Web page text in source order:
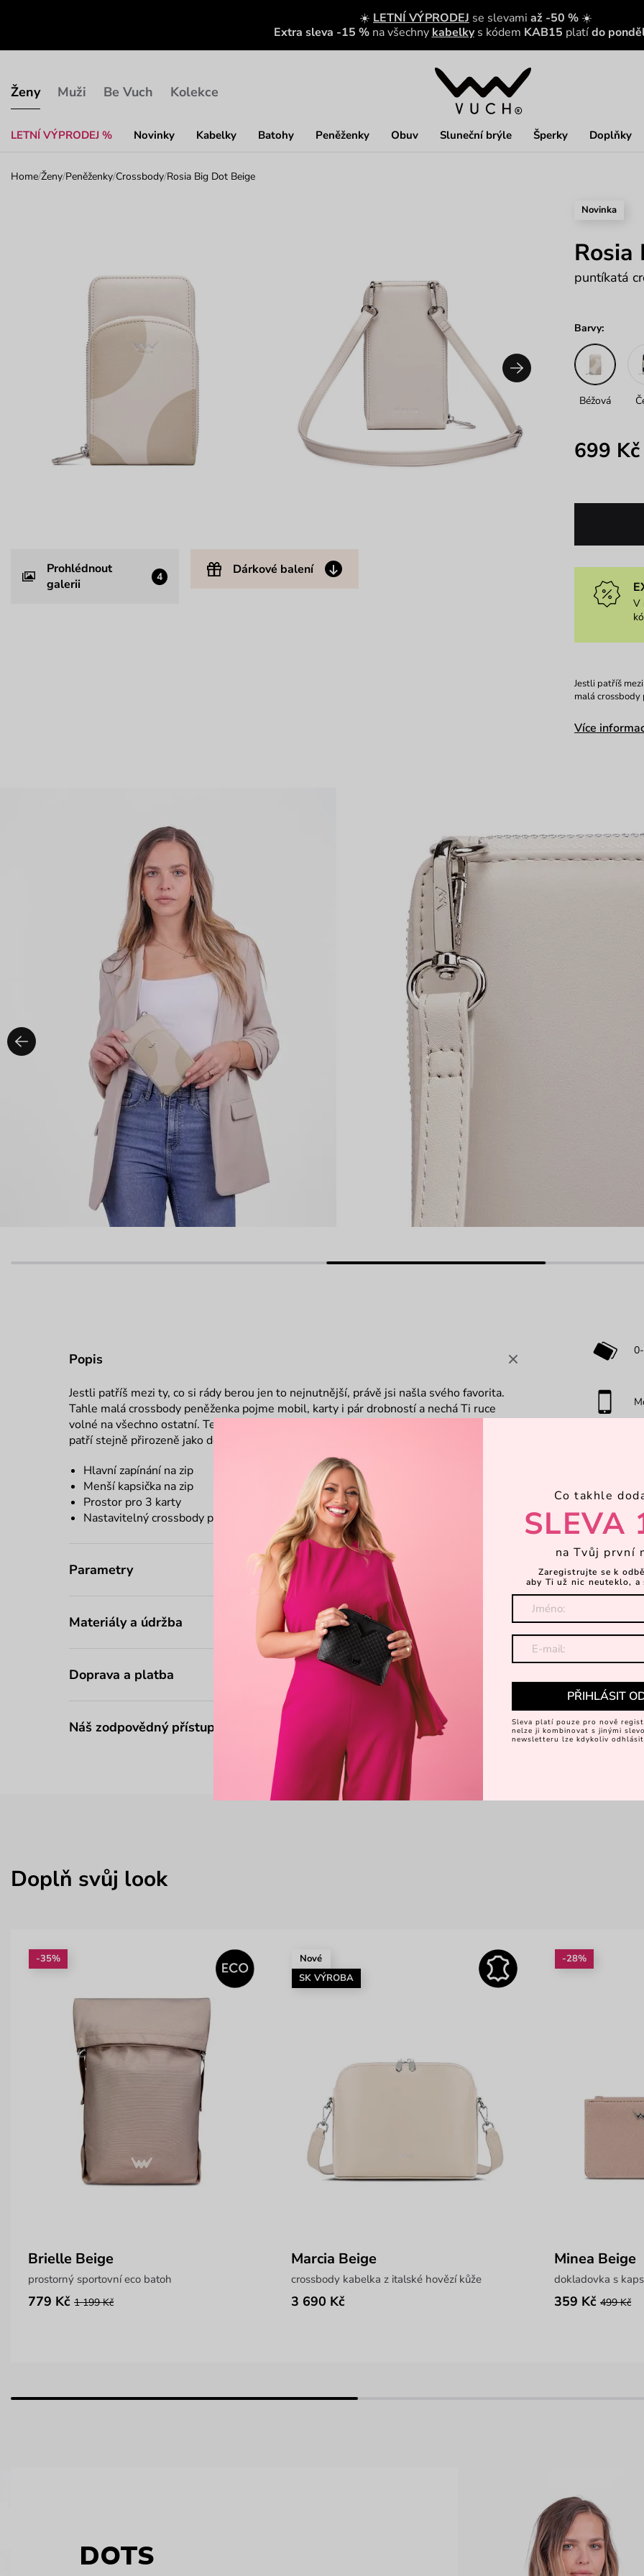
☀️ LETNÍ VÝPRODEJ se slevami až -50 % ☀️
Extra sleva -15 % na všechny kabelky s kódem KAB15 platído
Ženy
LETNÍ VÝPRODEJ % Novinky Kabelky Batohy Peněženky Obuv Sluneční brýle Šperky Doplňky
Muži Be Vuch Kolekce
Home/Ženy/Peněženky/Crossbody/Rosia Big Dot Beige
Prohlédnout
galerii
4 Dárkové balení
Novinka
Rosia
puntíkatá
Barvy:
Béžová
699 Kč
V
Jestli patříš
malá
Více
Popis
Jestli patříš mezi ty, co si rády berou jen to nejnutnější, právě jsi našla svého favorita.
Tahle malá crossbody peněženka pojme mobil, karty i pár drobností a nechá Ti ruce
volné na všechno ostatní. Tentokrát jsme ji oblékli do výrazných puntíků, které k VUCH
patří stejně přirozeně jako dobrá nálada. Stačí ji hodit přes rameno a vyrazit.
Hlavní zapínání na zip
Menší kapsička na zip
Prostor pro 3 karty
Nastavitelný crossbody popruh
Parametry
Materiály a údržba
Doprava a platba
Náš zodpovědný přístup
Doplň svůj look
-35%
Brielle Beige
prostorný sportovní eco batoh
779 Kč 1 199 Kč
Nové
SK VÝROBA
Marcia Beige
crossbody kabelka z italské hovězí kůže
3 690 Kč
-28%
Minea Beige
dokladovka s
359 Kč 499 Kč
DOTS
Co takhle
SLEVA
na Tvůj první
Zaregistrujte se k
aby Ti už nic neuteklo, a
PŘIHLÁSIT
Sleva platí pouze pro nově
nelze ji kombinovat s jinými
newsletteru lze kdykoliv